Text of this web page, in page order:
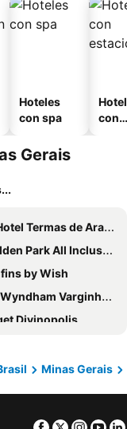
Hoteles
con spa
con
Gerais
Termas de Araxá
Inclusive Poços de Caldas By Nacional Inn
by Wish
Varginha Cafe Royal
Divinopolis
Horizonte Savassi By Ihg
Minas Gerais